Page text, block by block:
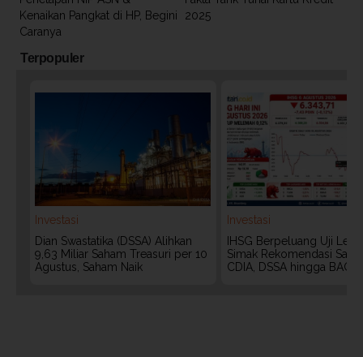
Kenaikan Pangkat di HP, Begini
Caranya
2025
Terpopuler
Investasi
Dian Swastatika (DSSA) Alihkan
9,63 Miliar Saham Treasuri per 10
Agustus, Saham Naik
Investasi
IHSG Berpeluang Uji
Simak Rekomendasi
CDIA, DSSA hingga BACH